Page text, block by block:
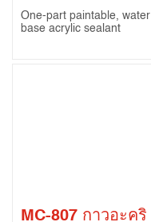
One-part paintable, water
base acrylic sealant
MC-807 กาวอะคริ